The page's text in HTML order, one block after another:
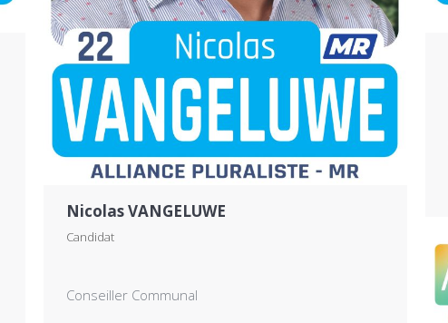
Nicolas VANGELUWE
Candidat
Conseiller Communal